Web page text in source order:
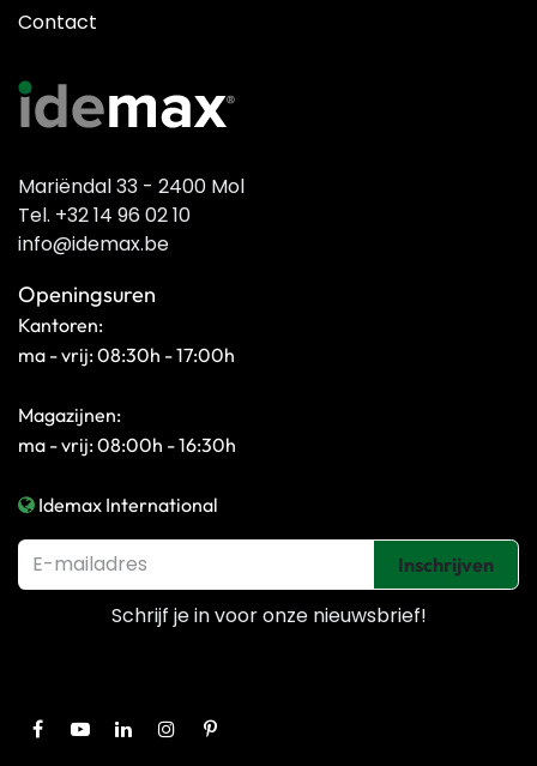
Contact
Mariëndal 33 - 2400 Mol
Tel. +32 14 96 02 10
info@idemax.be
Openingsuren
Kantoren:
ma - vrij: 08:30h - 17:00h
Magazijnen:
ma - vrij: 08:00h - 16:30h
Idemax International
Inschrijven
Schrijf je in voor onze nieuwsbrief!